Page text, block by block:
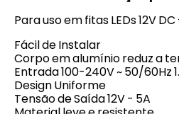
Para uso em fitas LEDs 12V
Fácil de Instalar
Corpo em alumínio reduz a
Entrada 100-240V ~ 50/60Hz
Design Uniforme
Tensão de Saída 12V - 5A